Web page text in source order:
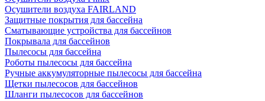
Осушители воздуха FAIRLAND
Защитные покрытия для бассейна
Сматывающие устройства для бассейнов
Покрывала для бассейнов
Пылесосы для бассейна
Роботы пылесосы для бассейна
Ручные аккумуляторные пылесосы для бассейна
Щетки пылесосов для бассейнов
Шланги пылесосов для бассейнов